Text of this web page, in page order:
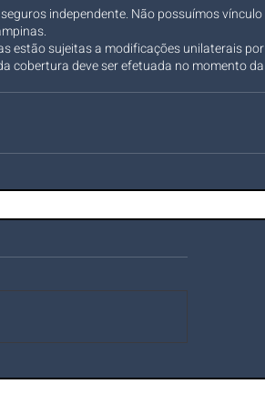
independente. Não possuímos vínculo
estão sujeitas a modificações unilaterais por
cobertura deve ser efetuada no momento da